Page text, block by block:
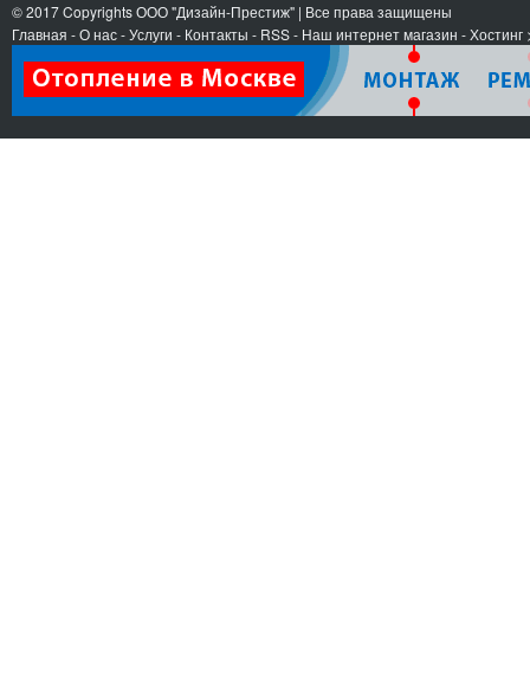
© 2017 CopyrightsООО "Дизайн-Престиж" | Все права защищены
Главная -О нас-Услуги - Контакты - RSS- Наш интернет магазин -Хостинг